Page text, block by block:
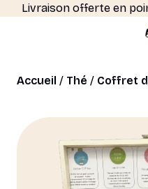
Livraison offerte en
Accueil / Thé / Coffret